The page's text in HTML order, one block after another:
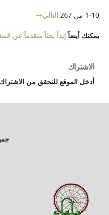
1-10 من 267 التالي
يمكنك أيضاً إبدأ بحثاً متقدماً عن
الاشتراك
أدخل الموقع للتحقق من